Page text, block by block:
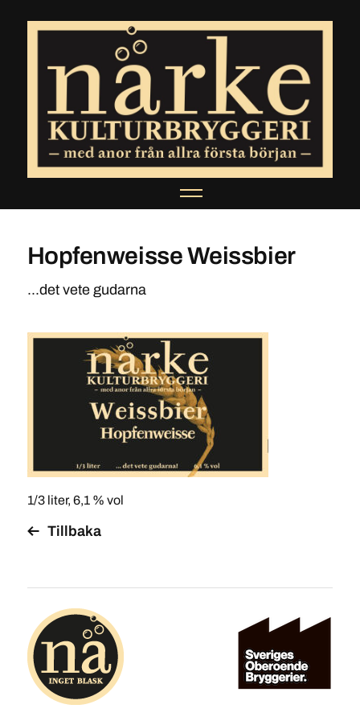
Hopfenweisse Weissbier
...det vete gudarna
1/3 liter, 6,1 % vol
Tillbaka